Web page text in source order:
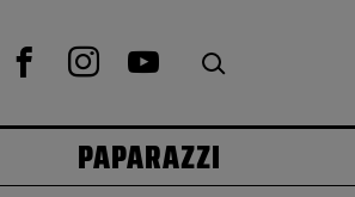
PAPARAZZI